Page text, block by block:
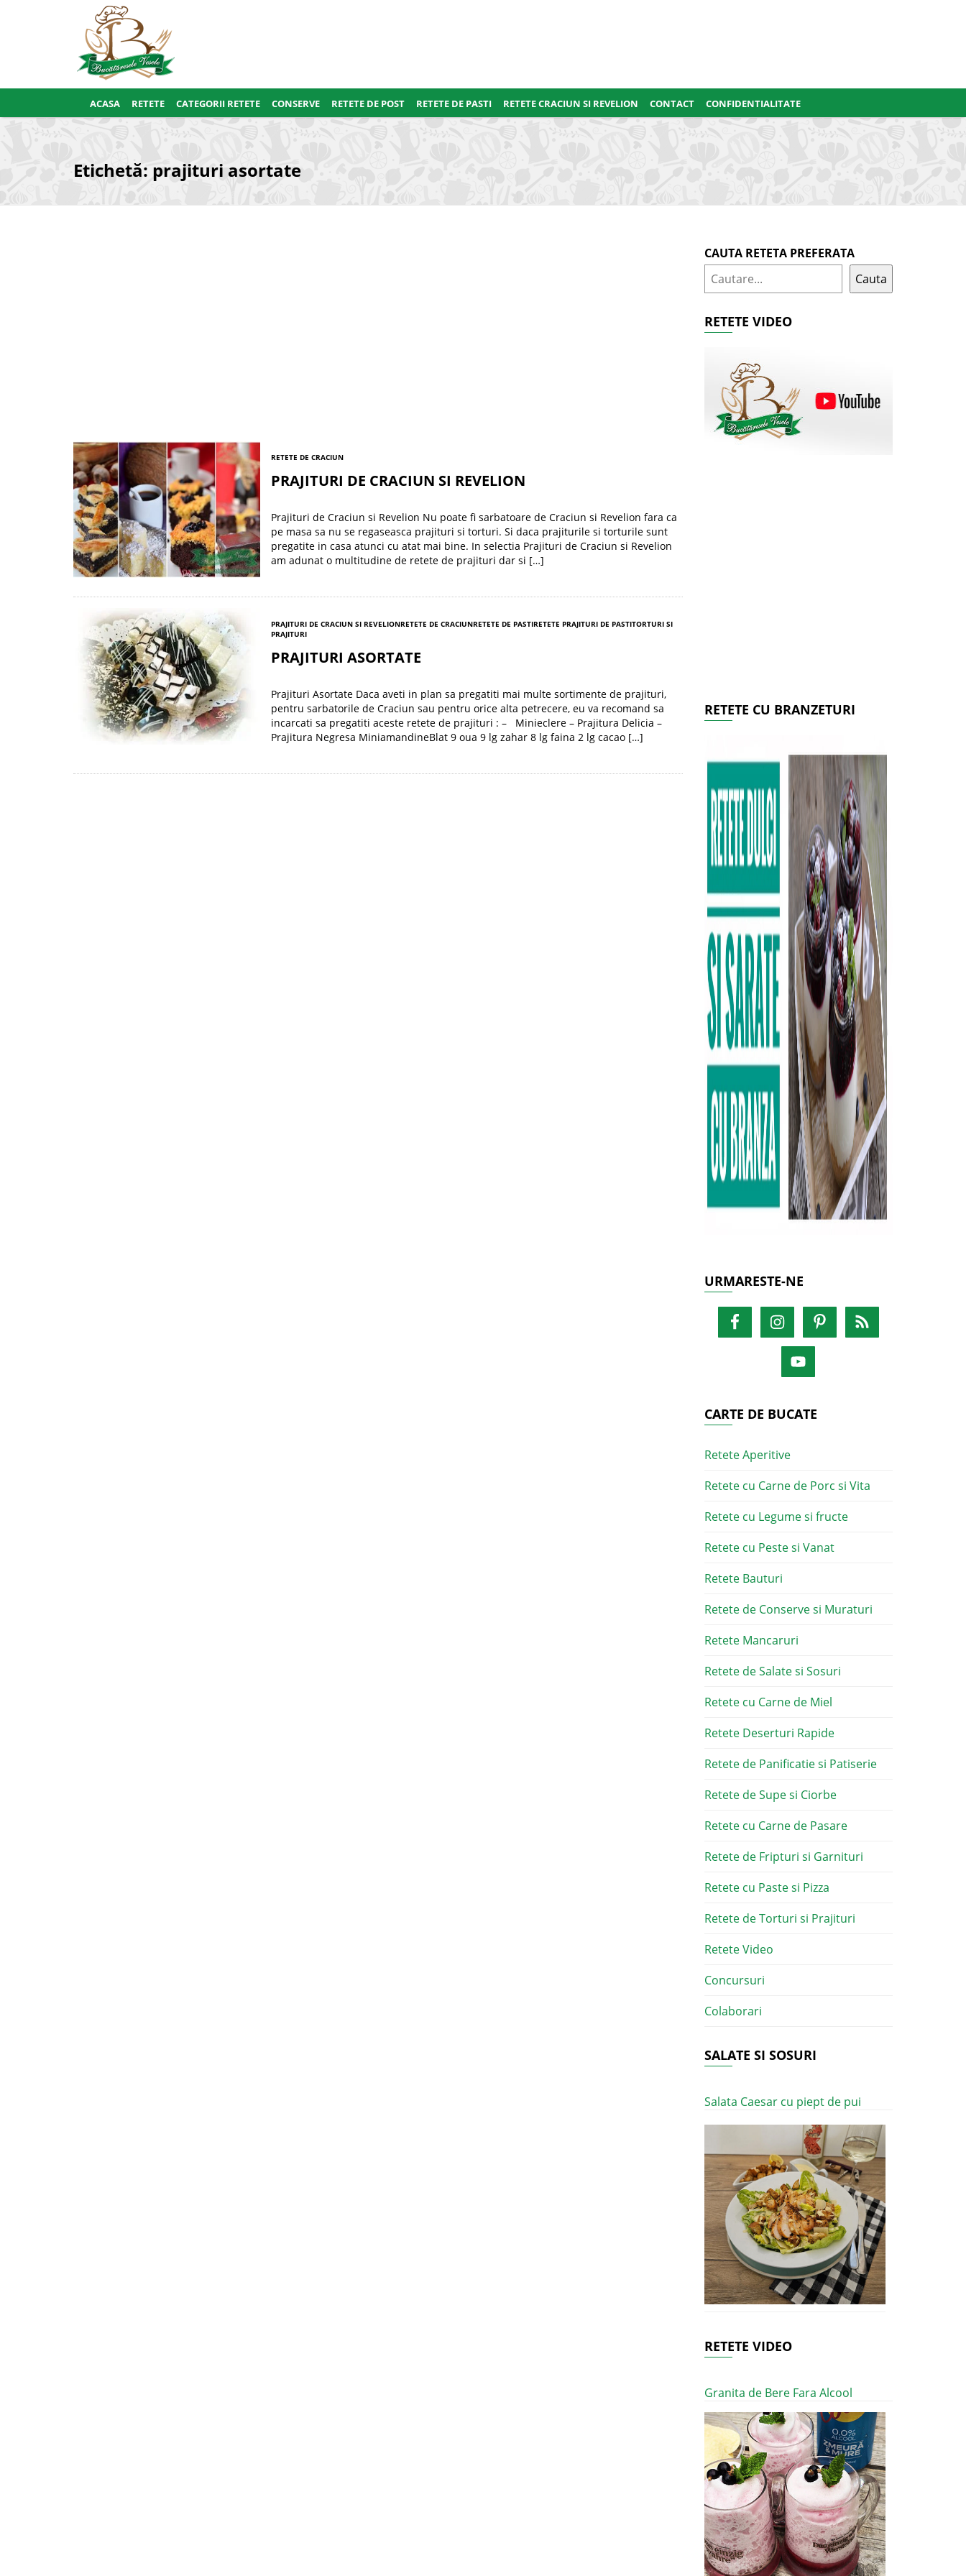
ACASA RETETE CATEGORII RETETE CONSERVE RETETE DE POST RETETE DE PASTI RETETE CRACIUN SI REVELION CONTACT CONFIDENTIALITATE
Etichetă: prajituri asortate
RETETE DE CRACIUN
PRAJITURI DE CRACIUN SI REVELION
Prajituri de Craciun si Revelion Nu poate fi sarbatoare de Craciun si Revelion fara ca
pe masa sa nu se regaseasca prajituri si torturi. Si daca prajiturile si torturile sunt
pregatite in casa atunci cu atat mai bine. In selectia Prajituri de Craciun si Revelion
am adunat o multitudine de retete de prajituri dar si […]
PRAJITURI DE CRACIUN SI REVELIONRETETE DE CRACIUNRETETE DE PASTIRETETE PRAJITURI DE PASTITORTURI SI
PRAJITURI
PRAJITURI ASORTATE
Prajituri Asortate Daca aveti in plan sa pregatiti mai multe sortimente de prajituri,
pentru sarbatorile de Craciun sau pentru orice alta petrecere, eu va recomand sa
incarcati sa pregatiti aceste retete de prajituri : – Minieclere – Prajitura Delicia –
Prajitura Negresa MiniamandineBlat 9 oua 9 lg zahar 8 lg faina 2 lg cacao […]
CAUTA RETETA PREFERATA
Cauta
RETETE VIDEO
RETETE CU BRANZETURI
URMARESTE-NE
CARTE DE BUCATE
Retete Aperitive
Retete cu Carne de Porc si Vita
Retete cu Legume si fructe
Retete cu Peste si Vanat
Retete Bauturi
Retete de Conserve si Muraturi
Retete Mancaruri
Retete de Salate si Sosuri
Retete cu Carne de Miel
Retete Deserturi Rapide
Retete de Panificatie si Patiserie
Retete de Supe si Ciorbe
Retete cu Carne de Pasare
Retete de Fripturi si Garnituri
Retete cu Paste si Pizza
Retete de Torturi si Prajituri
Retete Video
Concursuri
Colaborari
SALATE SI SOSURI
Salata Caesar cu piept de pui
RETETE VIDEO
Granita de Bere Fara Alcool